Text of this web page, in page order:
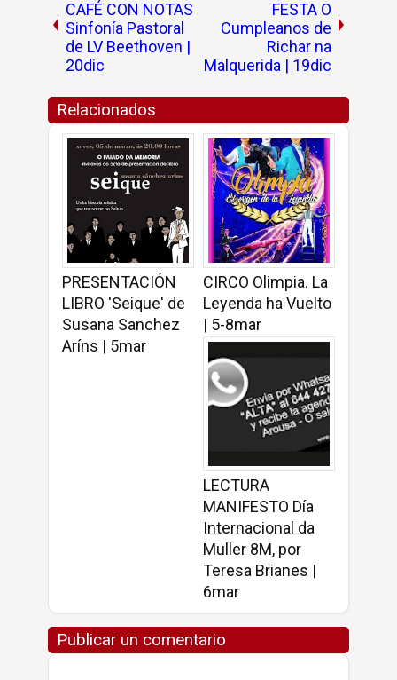
CAFÉ CON NOTAS
Sinfonía Pastoral
de LV Beethoven |
20dic
FESTA O
Cumpleanos de
Richar na
Malquerida | 19dic
Relacionados
PRESENTACIÓN
LIBRO 'Seique' de
Susana Sanchez
Aríns | 5mar
CIRCO Olimpia. La
Leyenda ha Vuelto
| 5-8mar
LECTURA
MANIFESTO Día
Internacional da
Muller 8M, por
Teresa Brianes |
6mar
Publicar un comentario